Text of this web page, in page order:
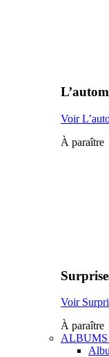
Voir
À paraître
Voir
À paraître
ALBUMS